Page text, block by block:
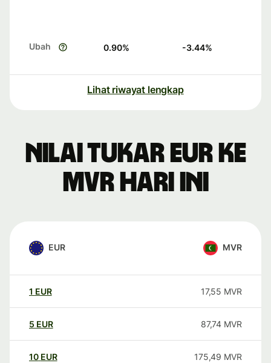
Ubah 0.90% -3.44%
Lihat riwayat lengkap
Nilai tukar EUR ke
MVR hari ini
EUR MVR
1 EUR 17,55 MVR
5 EUR 87,74 MVR
10 EUR 175,49 MVR